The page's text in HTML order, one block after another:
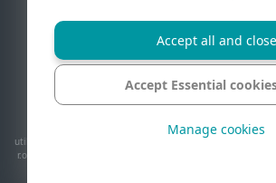
Raportați vulnerabilități
Harta
© 1992 - 2026 ESET, spol. s r.o. - Toate drepturile
utilizate aici sunt mărci comerciale sau mărci comerciale
r.o. sau ale ESET North America. Toate celelalte nume și
Accept all and close
Accept Essential
Manage cookies